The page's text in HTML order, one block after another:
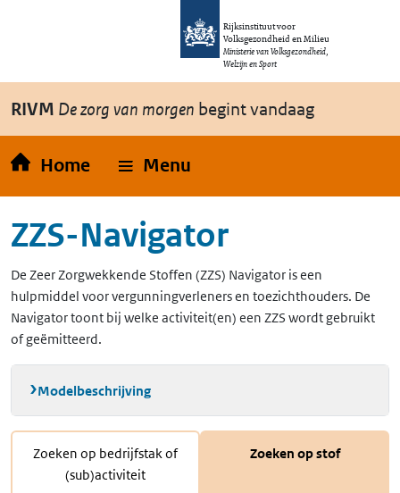
Overslaan en naar de inhoud gaan
Rijksinstituut voor
Volksgezondheid en Milieu
Ministerie van Volksgezondheid,
Welzijn en Sport
RIVM De zorg van morgen begint vandaag
Home Menu
ZZS-Navigator
De Zeer Zorgwekkende Stoffen (ZZS) Navigator is een
hulpmiddel voor vergunningverleners en toezichthouders. De
Navigator toont bij welke activiteit(en) een ZZS wordt gebruikt
of geëmitteerd.
Modelbeschrijving
Zoeken op bedrijfstak of
(sub)activiteit
Zoeken op stof